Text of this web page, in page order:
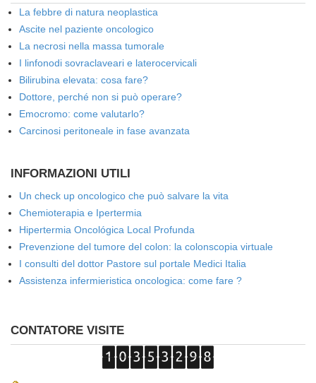
La febbre di natura neoplastica
Ascite nel paziente oncologico
La necrosi nella massa tumorale
I linfonodi sovraclaveari e laterocervicali
Bilirubina elevata: cosa fare?
Dottore, perché non si può operare?
Emocromo: come valutarlo?
Carcinosi peritoneale in fase avanzata
INFORMAZIONI UTILI
Un check up oncologico che può salvare la vita
Chemioterapia e Ipertermia
Hipertermia Oncológica Local Profunda
Prevenzione del tumore del colon: la colonscopia virtuale
I consulti del dottor Pastore sul portale Medici Italia
Assistenza infermieristica oncologica: come fare ?
CONTATORE VISITE